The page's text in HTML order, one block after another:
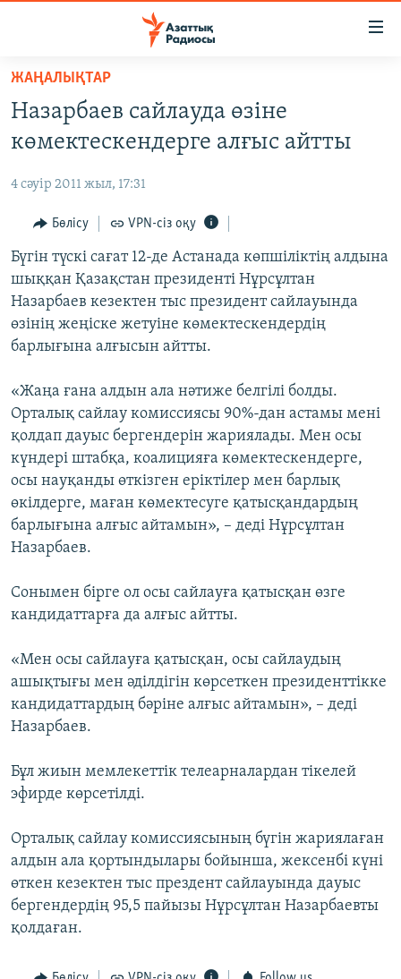
Skip
main
content
to
Navigation
Skip
to
Search
ЖАҢАЛЫҚТАР
САЯСАТ
ҚАҢТАР ОҚИҒАСЫ
АДАМ ҚҰҚЫҚТАРЫ
ӘЛЕУМЕТ
ӘЛЕМ
АРНАЙЫ ЖОБАЛАР
ЖАЗЫЛЫҢЫЗ
Басқа тілдерде
ЖАҢАЛЫҚТАР
Назарбаев сайлауда өзіне
көмектескендерге алғыс айтты
4 сәуір 2011 жыл, 17:31
Бөлісу VPN-сіз оқу
Бүгін түскі сағат 12-де Астанада көпшіліктің алдына
шыққан Қазақстан президенті Нұрсұлтан
Назарбаев кезектен тыс президент сайлауында
өзінің жеңіске жетуіне көмектескендердің
барлығына алғысын айтты.
«Жаңа ғана алдын ала нәтиже белгілі болды.
Орталық сайлау комиссиясы 90%-дан астамы мені
қолдап дауыс бергендерін жариялады. Мен осы
күндері штабқа, коалицияға көмектескендерге,
осы науқанды өткізген еріктілер мен барлық
өкілдерге, маған көмектесуге қатысқандардың
барлығына алғыс айтамын», – деді Нұрсұлтан
Назарбаев.
Сонымен бірге ол осы сайлауға қатысқан өзге
кандидаттарға да алғыс айтты.
«Мен осы сайлауға қатысқан, осы сайлаудың
ашықтығы мен әділдігін көрсеткен президенттікке
кандидаттардың бәріне алғыс айтамын», – деді
Назарбаев.
Бұл жиын мемлекеттік телеарналардан тікелей
эфирде көрсетілді.
Орталық сайлау комиссиясының бүгін жариялаған
алдын ала қортындылары бойынша, жексенбі күні
өткен кезектен тыс прездент сайлауында дауыс
бергендердің 95,5 пайызы Нұрсұлтан Назарбаевты
қолдаған.